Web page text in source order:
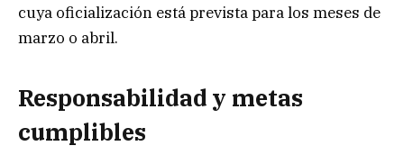
cuya oficialización está prevista para los meses de
marzo o abril.
Responsabilidad y metas
cumplibles